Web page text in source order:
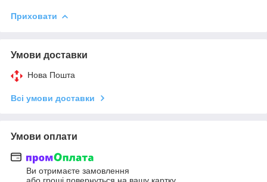
Приховати
Умови доставки
Нова Пошта
Всі умови доставки
Умови оплати
Ви отримаєте замовлення